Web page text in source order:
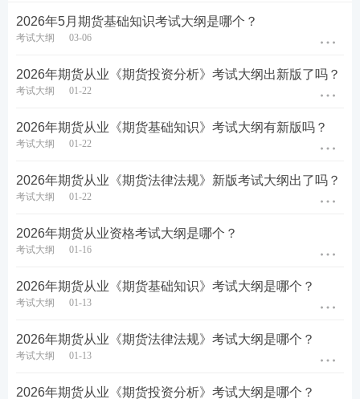
3、针对性突破
计算题：掌握核心公式（如保证金计算、期权损
益），通过例题反复练习。
法律法规：对比记忆易混淆条款（如不同违规行为的
综合题：多做案例分析，培养题干关键词抓取能力。
点击下载>>期货从业计算公式汇总
4、模拟考试环境
使用机考模拟系统，适应考试节奏（每科100题，考
试时间100分钟）。
点击进入>>期货从业机考题库
2026年5月期货基础知识考试大纲是哪个？
考试大纲 03-06
2026年期货从业《期货投资分析》考试大纲出新版了吗？
考试大纲 01-22
2026年期货从业《期货基础知识》考试大纲有新版吗？
考试大纲 01-22
2026年期货从业《期货法律法规》新版考试大纲出了吗？
考试大纲 01-22
2026年期货从业资格考试大纲是哪个？
考试大纲 01-16
2026年期货从业《期货基础知识》考试大纲是哪个？
考试大纲 01-13
2026年期货从业《期货法律法规》考试大纲是哪个？
考试大纲 01-13
2026年期货从业《期货投资分析》考试大纲是哪个？